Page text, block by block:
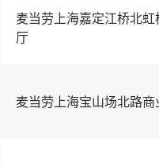
麦当劳上海嘉定江桥北虹
厅
麦当劳上海宝山场北路商